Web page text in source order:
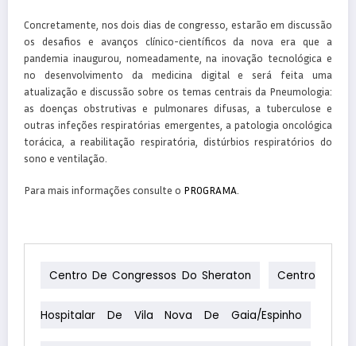
Concretamente, nos dois dias de congresso, estarão em discussão
os desafios e avanços clínico-científicos da nova era que a
pandemia inaugurou, nomeadamente, na inovação tecnológica e
no desenvolvimento da medicina digital e será feita uma
atualização e discussão sobre os temas centrais da Pneumologia:
as doenças obstrutivas e pulmonares difusas, a tuberculose e
outras infeções respiratórias emergentes, a patologia oncológica
torácica, a reabilitação respiratória, distúrbios respiratórios do
sono e ventilação.
Para mais informações consulte o PROGRAMA
Centro De Congressos Do Sheraton Centro
Hospitalar De Vila Nova De Gaia/Espinho